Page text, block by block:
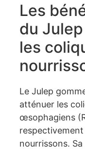
Les
du
les
Le Julep
atténuer les
œsophagiens
respectivement
nourrissons.